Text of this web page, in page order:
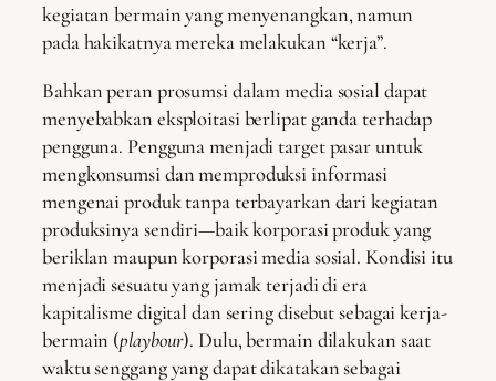
kegiatan bermain yang menyenangkan, namun
pada hakikatnya mereka melakukan “kerja”.
Bahkan peran prosumsi dalam media sosial dapat
menyebabkan eksploitasi berlipat ganda terhadap
pengguna. Pengguna menjadi target pasar untuk
mengkonsumsi dan memproduksi informasi
mengenai produk tanpa terbayarkan dari kegiatan
produksinya sendiri—baik korporasi produk yang
beriklan maupun korporasi media sosial. Kondisi itu
menjadi sesuatu yang jamak terjadi di era
kapitalisme digital dan sering disebut sebagai kerja-
bermain (playbour). Dulu, bermain dilakukan saat
waktu senggang yang dapat dikatakan sebagai